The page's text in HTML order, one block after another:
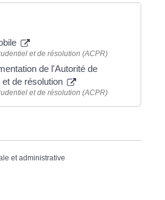
et de résolution (ACPR)
de l'Autorité de
de résolution
et de résolution (ACPR)
et administrative